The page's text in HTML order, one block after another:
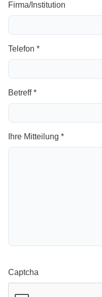
Firma/Institution
Telefon *
Betreff *
Ihre Mitteilung *
Captcha